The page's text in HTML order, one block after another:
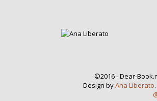
©2016 - Dear-
Design byAna Liberato